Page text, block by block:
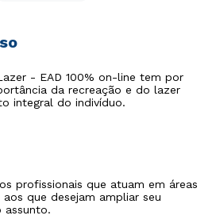
- EAD 100% on-line tem por
da recreação e do lazer
integral do indivíduo.
profissionais que atuam em áreas
que desejam ampliar seu
assunto.